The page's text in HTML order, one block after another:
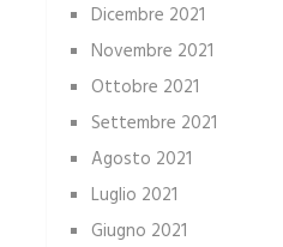
Dicembre 2021
Novembre 2021
Ottobre 2021
Settembre 2021
Agosto 2021
Luglio 2021
Giugno 2021